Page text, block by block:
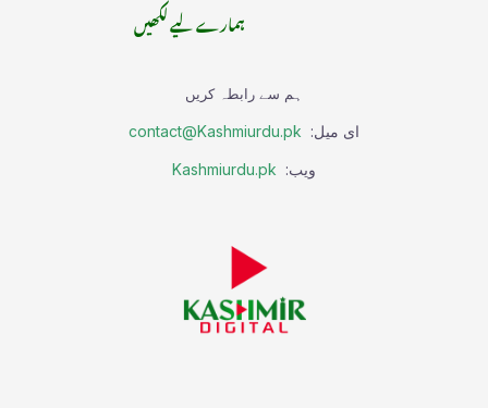
ہمارے لیے لکھیں
ہم سے رابطہ کریں
ای میل: contact@Kashmiurdu.pk
ویب: Kashmiurdu.pk